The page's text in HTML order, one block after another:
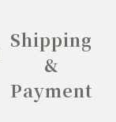
Shipping
&
Payment